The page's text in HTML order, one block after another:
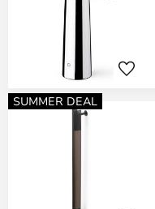
SUMMER DEAL